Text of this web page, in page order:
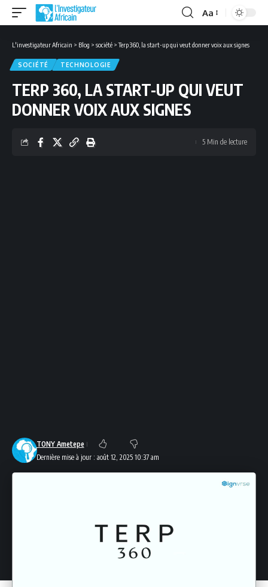
Font
Aa
L'investigateur Africain > Blog > société >Terp 360, la start-up qui veut donner voix aux signes
SOCIÉTÉ TECHNOLOGIE
TERP 360, LA START-UP QUI VEUT
DONNER VOIX AUX SIGNES
Dernière mise à jour : août 12, 2025 10:37 am
TONY Ametepe
5 Min de lecture